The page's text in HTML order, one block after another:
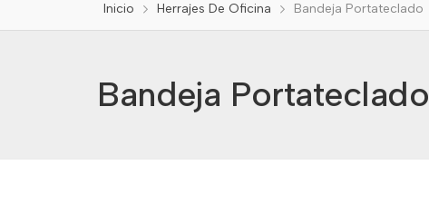
Inicio Herrajes De Oficina Bandeja Portateclado
Bandeja Portateclado